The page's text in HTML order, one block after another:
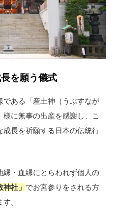
を願う儀式
である「産土神（うぶすなが
に無事の出産を感謝し、こ
成長を祈願する日本の伝統行
・血縁にとらわれず個人の
神社」 でお宮参りをされる方
。